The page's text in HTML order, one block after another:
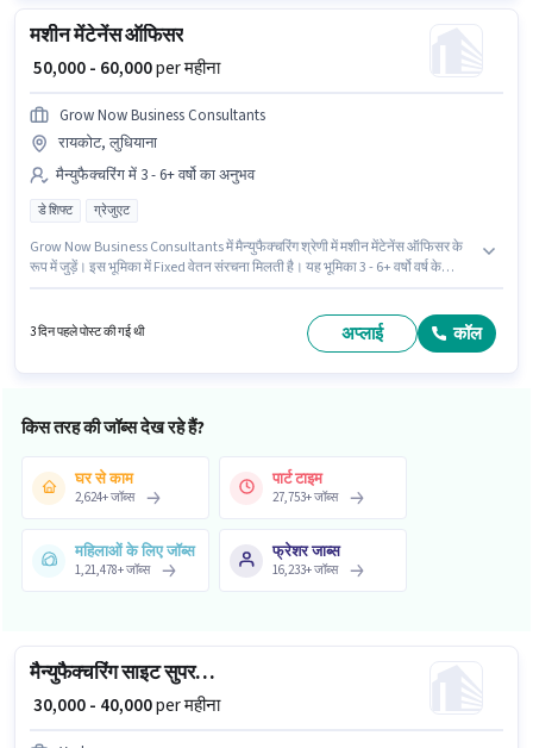
मशीन मेंटेनेंस ऑफिसर
₹ 50,000 - 60,000per महीना
Grow Now Business Consultants
रायकोट, लुधियाना
मैन्युफैक्चरिंग में 3 - 6+ वर्षो का अनुभव
डे शिफ्ट ग्रेजुएट
Grow Now Business Consultants में मैन्युफैक्चरिंग श्रेणी में मशीन मेंटेनेंस ऑफिसर के
रूप में जुड़ें। इस भूमिका में Fixed वेतन संरचना मिलती है। यह भूमिका 3 - 6+ वर्षो वर्ष के
स्थित है। आवेदकों के पास कम से कम ग्रेजुएट डिग्री या सर्टिफिकेट होना चाहिए।
3 दिन पहले पोस्ट की गई थी अप्लाई कॉल
किस तरह की जॉब्स देख रहे हैं?
घर से काम
2,624+जॉब्स
पार्ट टाइम
27,753+जॉब्स
महिलाओं के लिए जॉब्स
1,21,478+जॉब्स
फ्रेशर जाब्स
16,233+जॉब्स
मैन्युफैक्चरिंग साइट सुपरवाइजर
₹ 30,000 - 40,000per महीना